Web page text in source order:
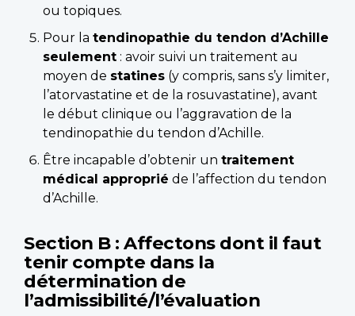
ou topiques.
Pour la tendinopathie du tendon d’Achille
seulement : avoir suivi un traitement au
moyen de statines (y compris, sans s’y limiter,
l’atorvastatine et de la rosuvastatine), avant
le début clinique ou l’aggravation de la
tendinopathie du tendon d’Achille.
Être incapable d’obtenir un traitement
médical approprié de l’affection du tendon
d’Achille.
Section B : Affectons dont il faut
tenir compte dans la
détermination de
l’admissibilité/l’évaluation